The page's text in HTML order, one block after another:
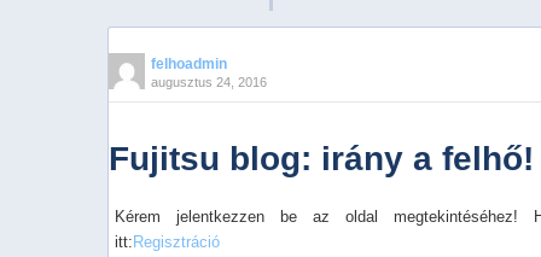
felhoadmin
augusztus 24, 2016
Fujitsu blog: irány a felhő!
Kérem jelentkezzen be az oldal megtekintéséhez!
itt: Regisztráció